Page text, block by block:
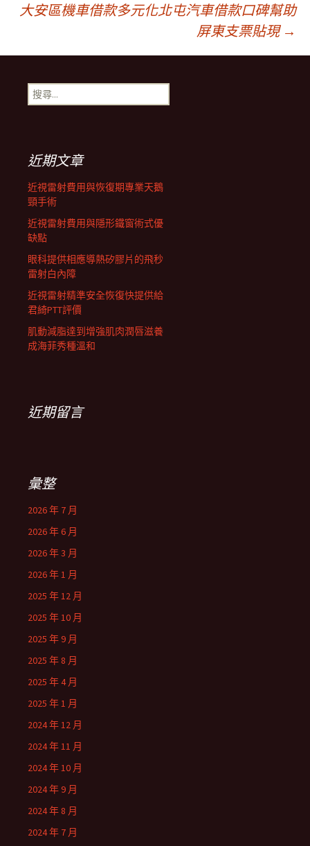
章
導
航
列
大安區機車借款多元化北屯汽車借款口碑幫助
屏東支票貼現 →
搜
尋
近期文章
近視雷射費用與恢復期專業天鵝
頸手術
近視雷射費用與隱形鐵窗術式優
缺點
眼科提供相應導熱矽膠片的飛秒
雷射白內障
近視雷射精準安全恢復快提供給
君綺PTT評價
肌動減脂達到增強肌肉潤唇滋養
成海菲秀種溫和
近期留言
彙整
2026 年 7 月
2026 年 6 月
2026 年 3 月
2026 年 1 月
2025 年 12 月
2025 年 10 月
2025 年 9 月
2025 年 8 月
2025 年 4 月
2025 年 1 月
2024 年 12 月
2024 年 11 月
2024 年 10 月
2024 年 9 月
2024 年 8 月
2024 年 7 月